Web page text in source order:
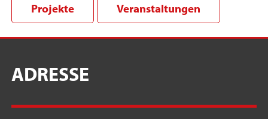
Projekte Veranstaltungen
ADRESSE